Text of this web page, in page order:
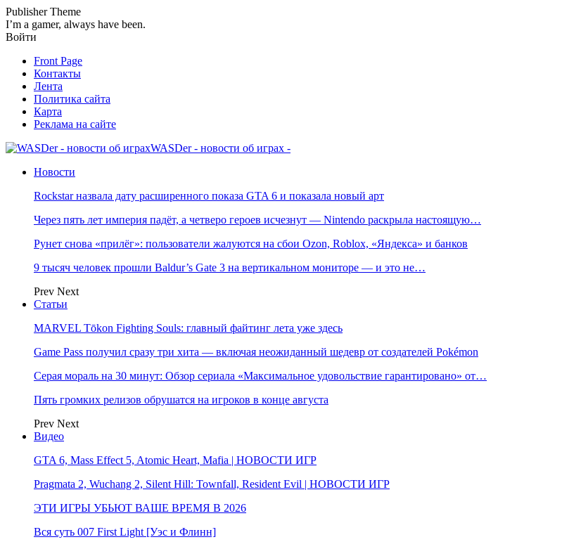
Publisher Theme
I’m a gamer, always have been.
Войти
Front Page
Контакты
Лента
Политика сайта
Карта
Реклама на сайте
WASDer - новости об играх -
Новости
Rockstar назвала дату расширенного показа GTA 6 и показала новый арт
Через пять лет империя падёт, а четверо героев исчезнут — Nintendo раскрыла настоящую…
Рунет снова «прилёг»: пользователи жалуются на сбои Ozon, Roblox, «Яндекса» и банков
9 тысяч человек прошли Baldur’s Gate 3 на вертикальном мониторе — и это не…
Prev Next
Статьи
MARVEL Tōkon Fighting Souls: главный файтинг лета уже здесь
Game Pass получил сразу три хита — включая неожиданный шедевр от создателей Pokémon
Серая мораль на 30 минут: Обзор сериала «Максимальное удовольствие гарантировано» от…
Пять громких релизов обрушатся на игроков в конце августа
Prev Next
Видео
GTA 6, Mass Effect 5, Atomic Heart, Mafia | НОВОСТИ ИГР
Pragmata 2, Wuchang 2, Silent Hill: Townfall, Resident Evil | НОВОСТИ ИГР
ЭТИ ИГРЫ УБЬЮТ ВАШЕ ВРЕМЯ В 2026
Вся суть 007 First Light [Уэс и Флинн]